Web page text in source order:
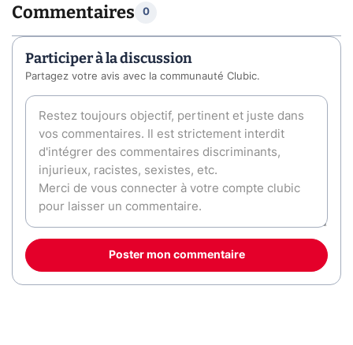
Commentaires 0
Participer à la discussion
Partagez votre avis avec la communauté Clubic.
Poster mon commentaire